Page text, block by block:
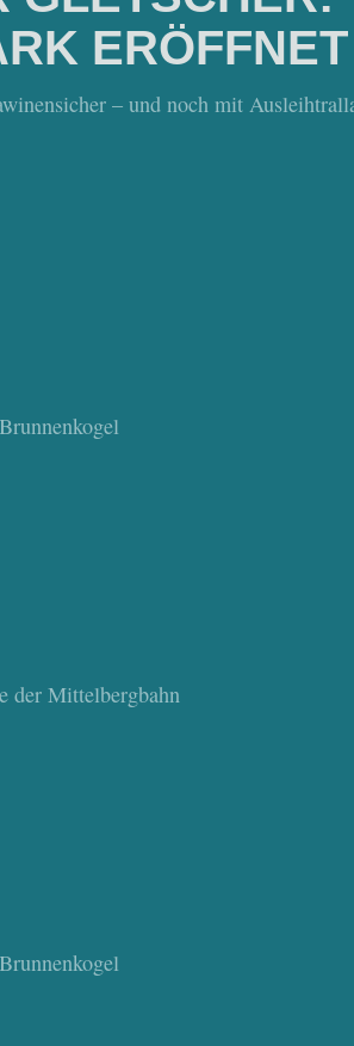
ERÖFFNET
– und noch mit
der Mittelbergbahn